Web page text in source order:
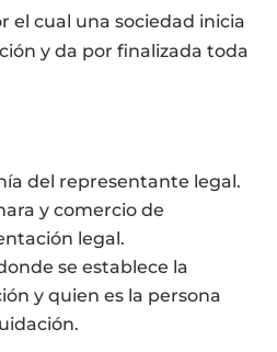
el cual una sociedad inicia
y da por finalizada toda
del representante legal.
y comercio de
legal.
se establece la
y quien es la persona